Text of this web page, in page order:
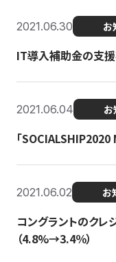
2021.06.30 お
IT導入補助金の支援
2021.06.04 お
「SOCIALSHIP2020
2021.06.02 お
コングラントのクレ
（4.8%→3.4％）